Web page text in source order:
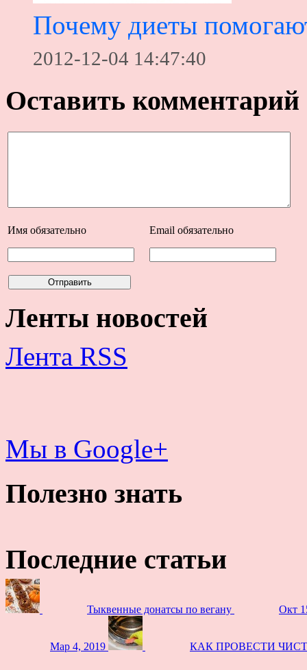
Почему диеты
2012-12-04 14:47:40
Оставить комментарий
Имя обязательно Email обязательно
Ленты новостей
Лента RSS
Мы в Google+
Полезно знать
Последние статьи
Тыквенные донатсы по вегану Окт
Мар 4, 2019 КАК ПРОВЕСТИ